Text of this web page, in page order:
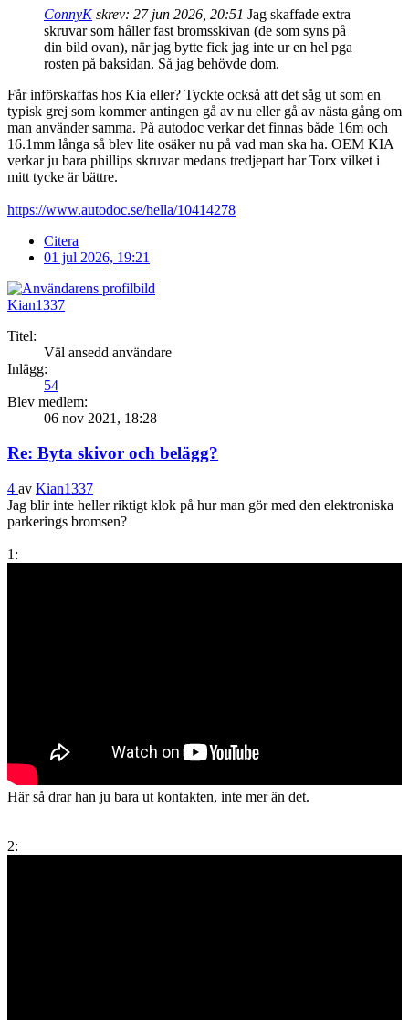
ConnyKskrev: 27 jun 2026, 20:51 Jag skaffade extra
skruvar som håller fast bromsskivan (de som syns på
din bild ovan), när jag bytte fick jag inte ur en hel pga
rosten på baksidan. Så jag behövde dom.
Får införskaffas hos Kia eller? Tyckte också att det såg ut som en
typisk grej som kommer antingen gå av nu eller gå av nästa gång om
man använder samma. På autodoc verkar det finnas både 16m och
16.1mm långa så blev lite osäker nu på vad man ska ha. OEM KIA
verkar ju bara phillips skruvar medans tredjepart har Torx vilket i
mitt tycke är bättre.
https://www.autodoc.se/hella/10414278
Citera
01 jul 2026, 19:21
Kian1337
Titel:
Väl ansedd användare
Inlägg:
54
Blev medlem:
06 nov 2021, 18:28
Re: Byta skivor och belägg?
4 av Kian1337
Jag blir inte heller riktigt klok på hur man gör med den elektroniska
parkerings bromsen?
1:
Här så drar han ju bara ut kontakten, inte mer än det.
2: